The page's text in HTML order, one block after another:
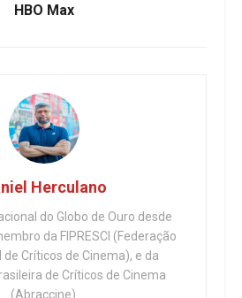
HBO Max
Herculano
do Globo de Ouro desde
da FIPRESCI (Federação
de Críticos de Cinema), e da
de Críticos de Cinema
(Abraccine).